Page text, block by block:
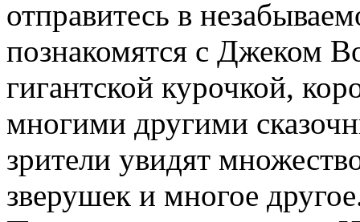
отправитесь в
познакомятся с Джеком
гигантской курочкой,
многими другими
зрители увидят
зверушек и многое